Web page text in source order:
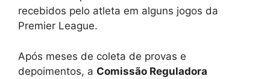
recebidos pelo atleta em alguns jogos da
Premier League.
Após meses de coleta de provas e
depoimentos, a Comissão Reguladora